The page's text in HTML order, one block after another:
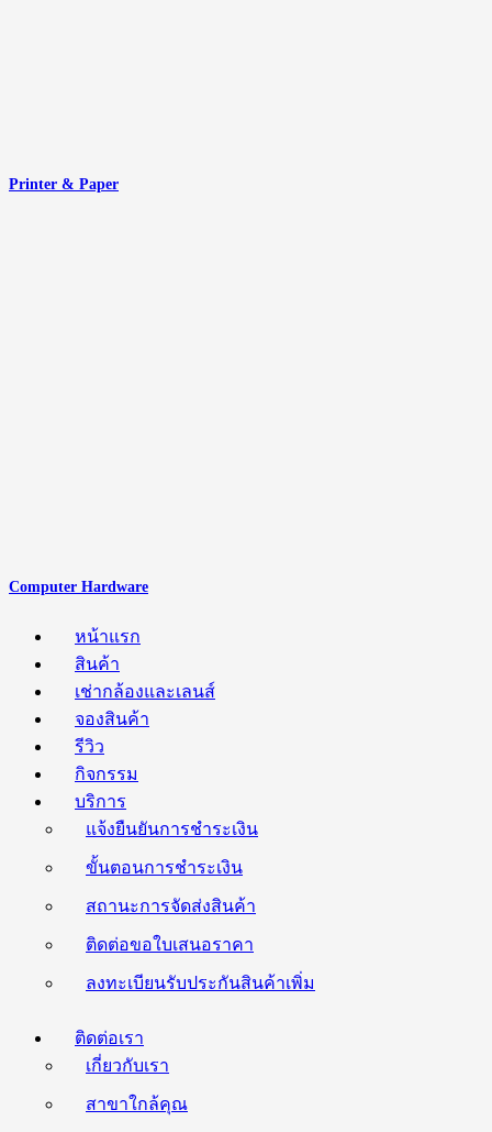
Printer & Paper
Computer Hardware
หน้าแรก
สินค้า
เช่ากล้องและเลนส์
จองสินค้า
รีวิว
กิจกรรม
บริการ
แจ้งยืนยันการชำระเงิน
ขั้นตอนการชำระเงิน
สถานะการจัดส่งสินค้า
ติดต่อขอใบเสนอราคา
ลงทะเบียนรับประกันสินค้าเพิ่ม
ติดต่อเรา
เกี่ยวกับเรา
สาขาใกล้คุณ